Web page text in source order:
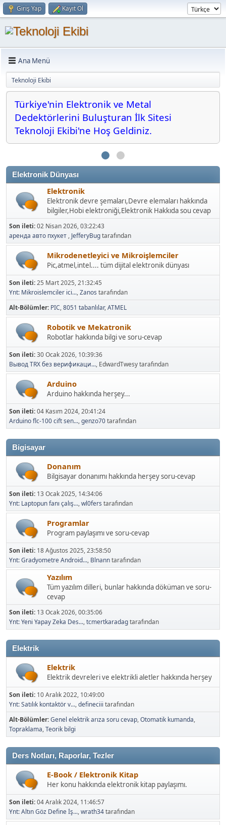
Giriş Yap Kayıt Ol
Ana Menü
Teknoloji Ekibi
Türkiye'nin Elektronik ve Metal
Dedektörlerini Buluşturan İlk Sitesi
Teknoloji Ekibi'ne Hoş Geldiniz.
Elektronik Dünyası
Elektronik
Elektronik devre şemaları,Devre elemaları hakkında
bilgiler,Hobi elektroniği,Elektronik Hakkıda sou cevap
Son ileti:02 Nisan 2026, 03:22:43
аренда авто пхукет , JefferyBugtarafından
Mikrodenetleyici ve Mikroişlemciler
Pic,atmel,intel.... tüm dijital elektronik dünyası
Son ileti:25 Mart 2025, 21:32:45
Ynt: Mikroislemciler ici...,Zanos tarafından
Alt-Bölümler PIC 8051 tabanlılar ATMEL
Robotik ve Mekatronik
Robotlar hakkında bilgi ve soru-cevap
Son ileti:30 Ocak 2026, 10:39:36
Вывод TRX без верификаци..., EdwardTwesy tarafından
Arduino
Arduino hakkında herşey...
Son ileti:04 Kasım 2024, 20:41:24
Arduino flc-100 cift sen...,genzo70tarafından
Bigisayar
Donanım
Bilgisayar donanımı hakkında herşey soru-cevap
Son ileti: 13 Ocak 2025, 14:34:06
Ynt: Laptopun fanı çalış...,wl0fers tarafından
Programlar
Program paylaşımı ve soru-cevap
Son ileti: 18 Ağustos 2025, 23:58:50
Ynt: Gradyometre Android..., Blnanntarafından
Yazılım
Tüm yazılım dilleri, bunlar hakkında döküman ve soru-
cevap
Son ileti: 13 Ocak 2026, 00:35:06
Ynt: Yeni Yapay Zeka Des...,tcmertkaradagtarafından
Elektrik
Elektrik
Elektrik devreleri ve elektrikli aletler hakkında herşey
Son ileti: 10 Aralık 2022, 10:49:00
Ynt: Satılık kontaktör v...,defineciii tarafından
Alt-Bölümler Genel elektrik arıza soru cevap Otomatik kumanda
Topraklama Teorik bilgi
Ders Notları, Raporlar, Tezler
E-Book / Elektronik Kitap
Her konu hakkında elektronik kitap paylaşımı.
Son ileti:04 Aralık 2024, 11:46:57
Ynt: Altın Göz Define İş...,wrath34tarafından